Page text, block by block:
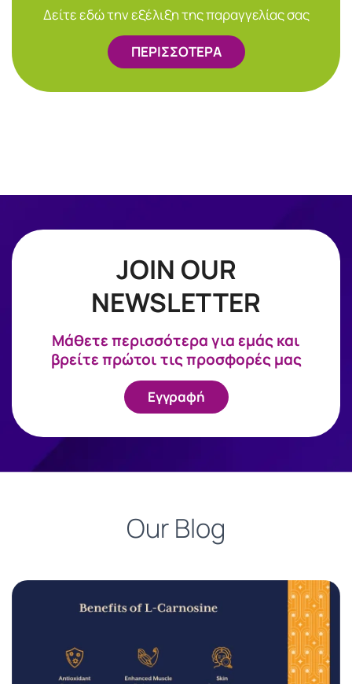
Δείτε εδώ την εξέλιξη της παραγγελίας σας
ΠΕΡΙΣΣΟΤΕΡΑ
JOIN OUR
NEWSLETTER
Mάθετε περισσότερα για εμάς και
βρείτε πρώτοι τις προσφορές μας
Εγγραφή
Our Blog